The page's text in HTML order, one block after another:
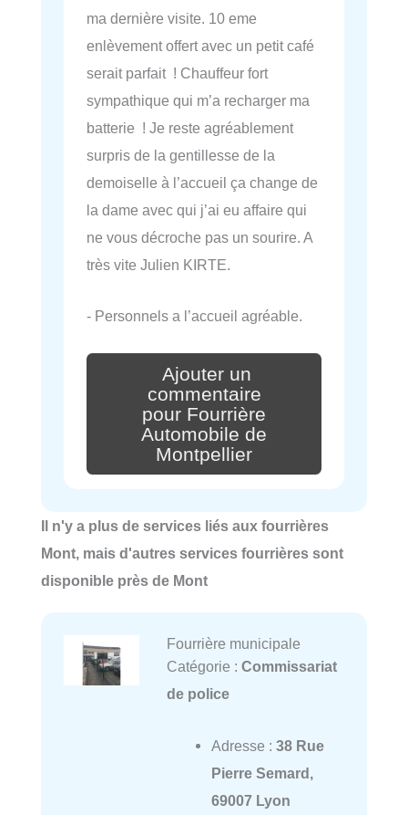
ma dernière visite. 10 eme
enlèvement offert avec un petit café
serait parfait ! Chauffeur fort
sympathique qui m’a recharger ma
batterie ! Je reste agréablement
surpris de la gentillesse de la
demoiselle à l’accueil ça change de
la dame avec qui j’ai eu affaire qui
ne vous décroche pas un sourire. A
très vite Julien KIRTE.
- Personnels a l’accueil agréable.
Ajouter un
commentaire
pour Fourrière
Automobile de
Montpellier
Il n'y a plus de services liés aux fourrières
Mont, mais d'autres services fourrières sont
disponible près de Mont
Fourrière municipale
Catégorie : Commissariat
de police
Adresse : 38 Rue
Pierre Semard,
69007 Lyon